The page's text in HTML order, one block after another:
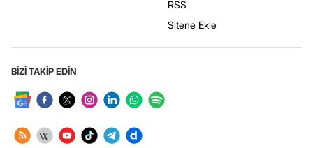
RSS
Sitene Ekle
BİZİ TAKİP EDİN